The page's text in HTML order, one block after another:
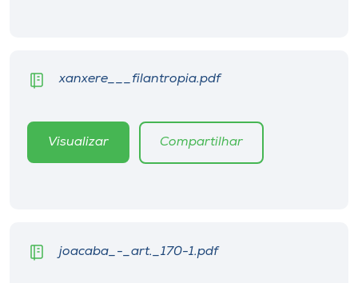
xanxere___filantropia.pdf
Visualizar Compartilhar
joacaba_-_art._170-1.pdf